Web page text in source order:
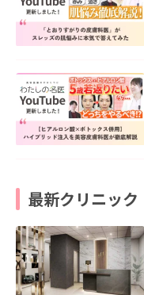
最新クリニック